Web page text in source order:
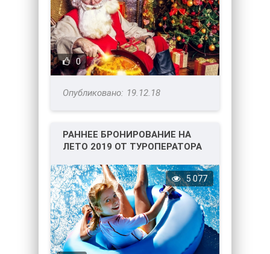
0
19.12.18
РАННЕЕ БРОНИРОВАНИЕ НА
ЛЕТО 2019 ОТ ТУРОПЕРАТОРА
5 077